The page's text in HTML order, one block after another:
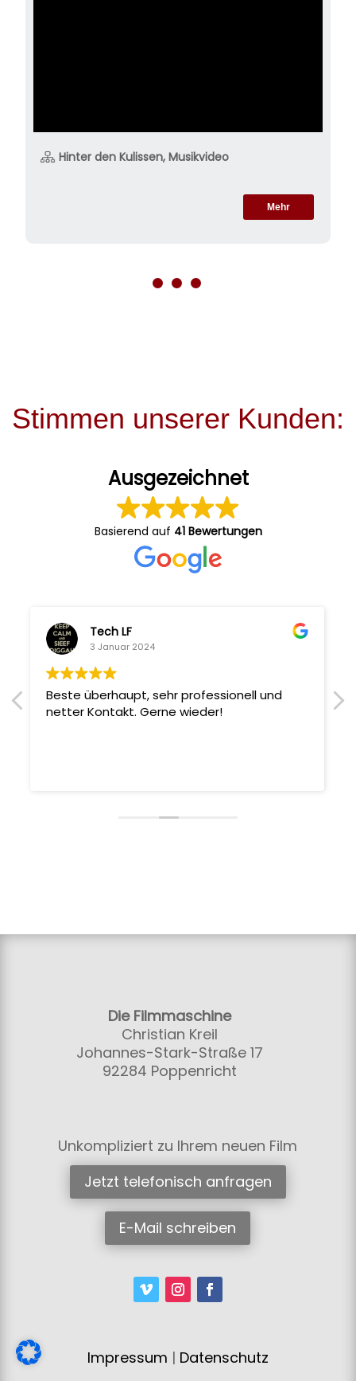
Hinter den Kulissen, Musikvideo
Mehr
Stimmen unserer Kunden:
Ausgezeichnet
Basierend auf 41 Bewertungen
Tech LF
3 Januar 2024
Beste überhaupt, sehr professionell und
netter Kontakt. Gerne wieder!
Die Filmmaschine
Christian Kreil
Johannes-Stark-Straße 17
92284 Poppenricht
Unkompliziert zu Ihrem neuen Film
Jetzt telefonisch anfragen
E-Mail schreiben
Impressum | Datenschutz